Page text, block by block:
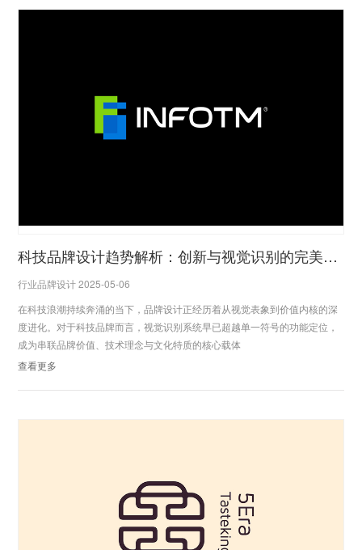
科技品牌设计趋势解析：创新与视觉识别的完美结合
行业品牌设计 2025-05-06
在科技浪潮持续奔涌的当下，品牌设计正经历着从视觉表象到价值内核的深
度进化。对于科技品牌而言，视觉识别系统早已超越单一符号的功能定位，
成为串联品牌价值、技术理念与文化特质的核心载体
查看更多